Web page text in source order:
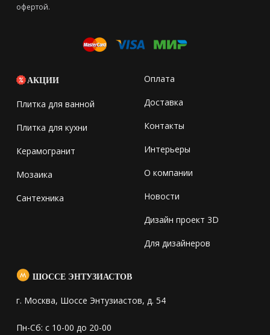
офертой.
АКЦИИ
Плитка для ванной
Плитка для кухни
Керамогранит
Мозаика
Сантехника
Оплата
Доставка
Контакты
Интерьеры
О компании
Новости
Дизайн проект 3D
Для дизайнеров
ШОССЕ ЭНТУЗИАСТОВ
г. Москва, Шоссе Энтузиастов, д. 54
Пн-Сб: с 10-00 до 20-00